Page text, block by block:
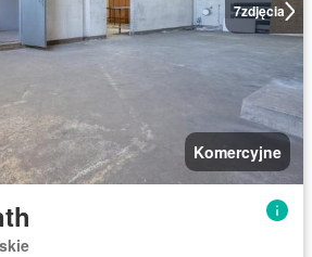
7zdjęcia
Komercyjne